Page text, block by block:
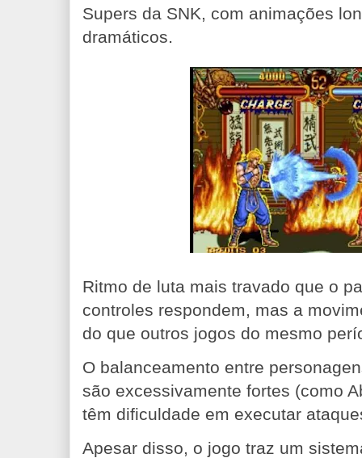
Supers da SNK, com animações
dramáticos.
Ritmo de luta mais travado que o
controles respondem, mas a
do que outros jogos do mesmo
O balanceamento entre
são excessivamente fortes (como
têm dificuldade em executar
Apesar disso, o jogo traz um